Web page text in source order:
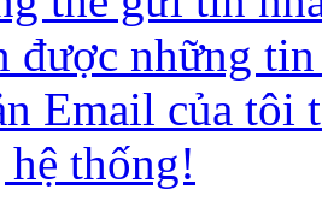
được những
Email của tôi
thống!